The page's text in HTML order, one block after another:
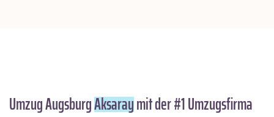
Umzug AugsburgAksaraymit der #1 Umzugsfirma